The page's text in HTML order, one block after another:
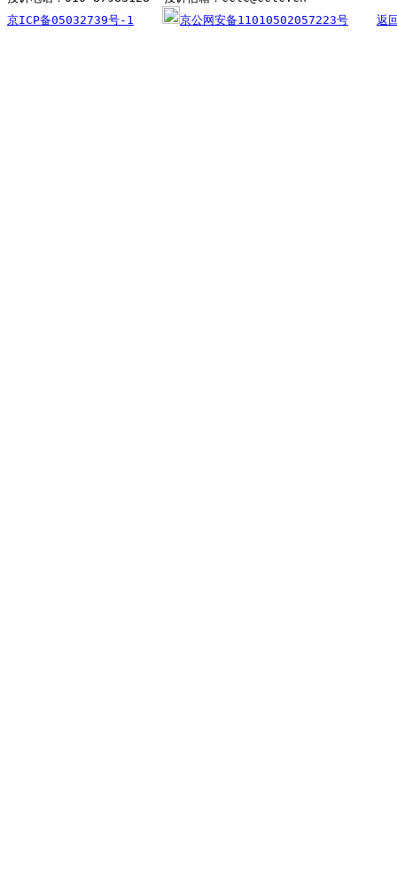
京ICP备05032739号-1
京公网安备11010502057223号 返